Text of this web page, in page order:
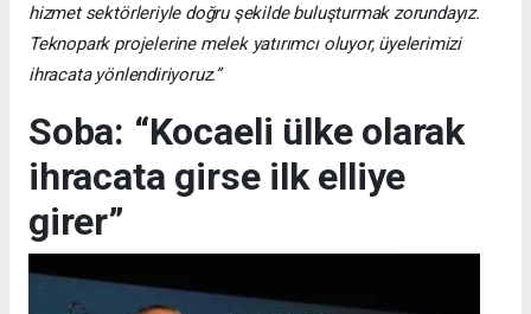
hizmet sektörleriyle doğru şekilde buluşturmak zorundayız.
Teknopark projelerine melek yatırımcı oluyor, üyelerimizi
ihracata yönlendiriyoruz.”
Soba: “Kocaeli ülke olarak
ihracata girse ilk elliye
girer”